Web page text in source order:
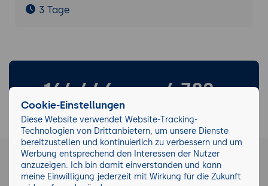
3 Tage
164.446
Teilnehmende
4.782
40.164
Durchgeführte
21.348
eKomi Bewertungen
Cookie-Einstellungen
Diese Website verwendet Website-Tracking-
Technologien von Drittanbietern, um unsere Dienste
bereitzustellen und kontinuierlich zu verbessern und um
Werbung entsprechend den Interessen der Nutzer
anzuzeigen. Ich bin damit einverstanden und kann
meine Einwilligung jederzeit mit Wirkung für die Zukunft